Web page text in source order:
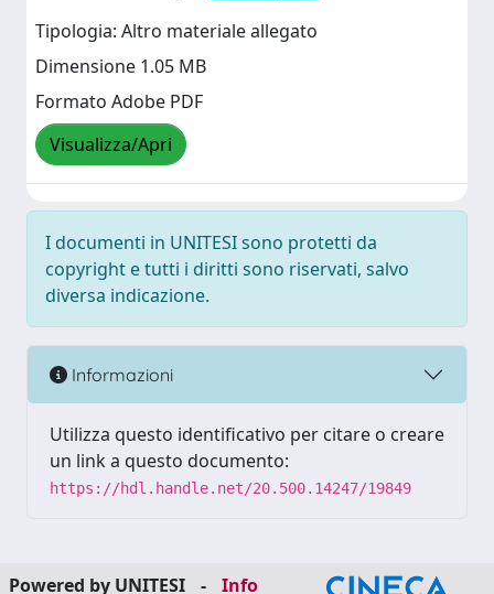
Tipologia: Altro materiale allegato
Dimensione 1.05 MB
Formato Adobe PDF
Visualizza/Apri
I documenti in UNITESI sono protetti da
copyright e tutti i diritti sono riservati, salvo
diversa indicazione.
Informazioni
Utilizza questo identificativo per citare o creare
un link a questo documento:
https://hdl.handle.net/20.500.14247/19849
Powered by UNITESI - Info